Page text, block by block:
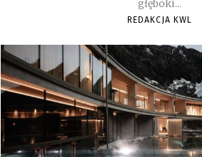
głęboki...
REDAKCJA KWL